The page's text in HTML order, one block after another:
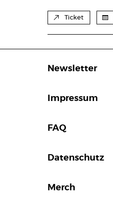
Ticket
Newsletter
Impressum
FAQ
Datenschutz
Merch